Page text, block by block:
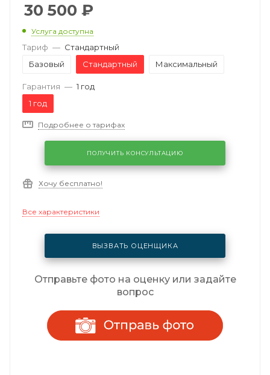
30 500 ₽
Услуга доступна
Тариф — Стандартный
Базовый
Стандартный Максимальный
Гарантия — 1 год
1 год
Подробнее о тарифах
ПОЛУЧИТЬ КОНСУЛЬТАЦИЮ
Хочу бесплатно!
Все характеристики
ВЫЗВАТЬ ОЦЕНЩИКА
Отправьте фото на оценку или задайте
вопрос